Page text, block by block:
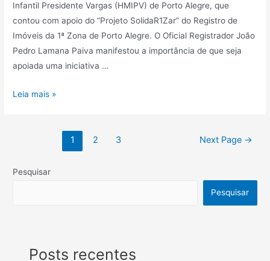
Infantil Presidente Vargas (HMIPV) de Porto Alegre, que
contou com apoio do “Projeto SolidaR1Zar” do Registro de
Imóveis da 1ª Zona de Porto Alegre. O Oficial Registrador João
Pedro Lamana Paiva manifestou a importância de que seja
apoiada uma iniciativa …
Leia mais »
1 2 3 Next Page →
Pesquisar
Pesquisar
Posts recentes